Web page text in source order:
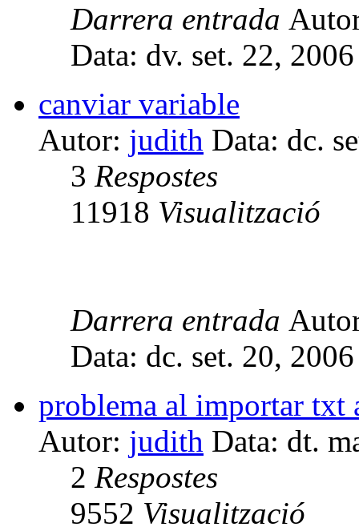
Darrera entrada
Data: dv. set. 22,
canviar variable
Autor: judith Data: dc.
3 Respostes
11918 Visualització
Darrera entrada
Data: dc. set. 20,
problema al importar txt
Autor: judith Data: dt.
2 Respostes
9552 Visualització